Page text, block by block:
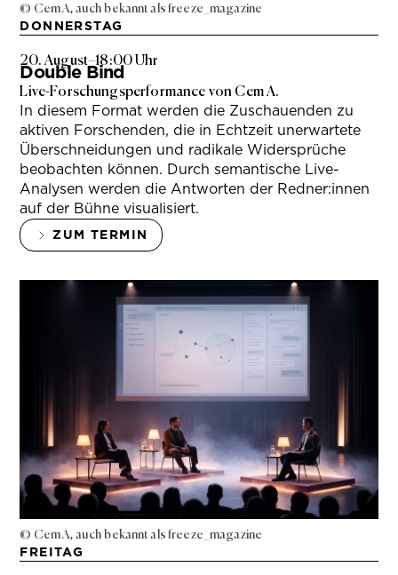
© Cem A, auch bekannt als freeze_magazine
DONNERSTAG
20. August–18:00 Uhr
Double Bind
Live-Forschungsperformance von Cem A.
In diesem Format werden die Zuschauenden zu
aktiven Forschenden, die in Echtzeit unerwartete
Überschneidungen und radikale Widersprüche
beobachten können. Durch semantische Live-
Analysen werden die Antworten der Redner:innen
auf der Bühne visualisiert.
ZUM TERMIN
© Cem A, auch bekannt als freeze_magazine
FREITAG